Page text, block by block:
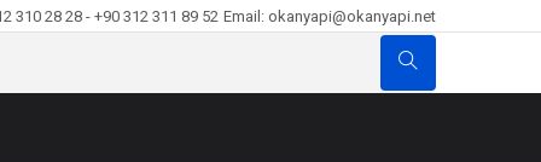
310 28 28 - +90 312 311 89 52 Email: okanyapi@okanyapi.net